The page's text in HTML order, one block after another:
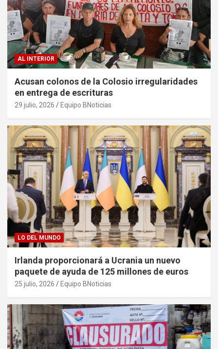
AL INTERIOR
Acusan colonos de la Colosio irregularidades
en entrega de escrituras
29 julio, 2026 Equipo BNoticias
LO DEL MUNDO
Irlanda proporcionará a Ucrania un nuevo
paquete de ayuda de 125 millones de euros
25 julio, 2026 Equipo BNoticias